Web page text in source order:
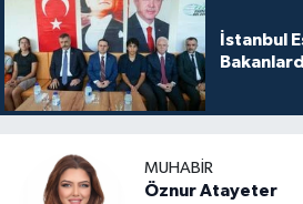
İstanbul
MUHABIR
Öznur Atayeter